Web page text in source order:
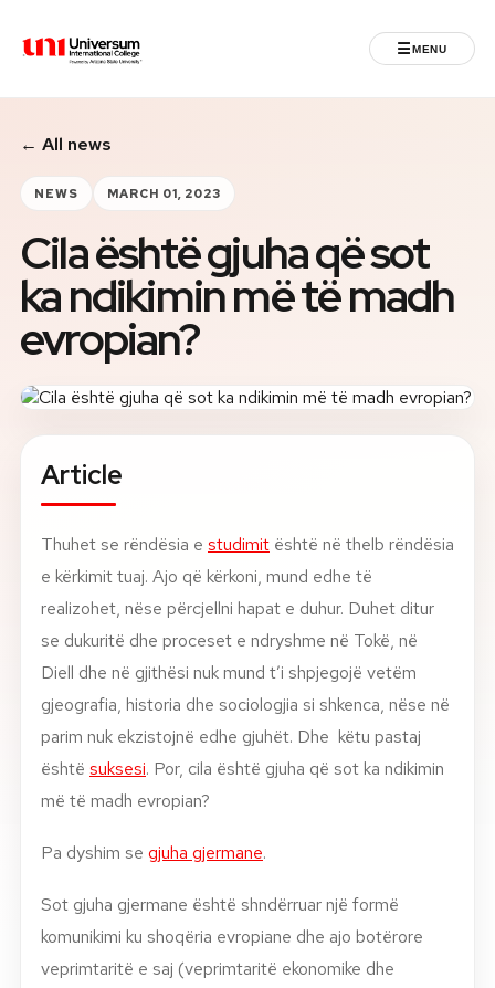
Universum University ☰MENU
MENU
Home
Admissions
Programs
Student Life
Powered by ASU
About
News
EN
AL Apply Now Request Info
SIGN IN
UMS Staff
LMS Canvas
← All news
NEWS MARCH 01, 2023
Cila është gjuha që sot
ka ndikimin më të madh
evropian?
Article
Thuhet se rëndësia e studimit është në thelb rëndësia
e kërkimit tuaj. Ajo që kërkoni, mund edhe të
realizohet, nëse përcjellni hapat e duhur. Duhet ditur
se dukuritë dhe proceset e ndryshme në Tokë, në
Diell dhe në gjithësi nuk mund t’i shpjegojë vetëm
gjeografia, historia dhe sociologjia si shkenca, nëse në
parim nuk ekzistojnë edhe gjuhët. Dhe këtu pastaj
është suksesi. Por, cila është gjuha që sot ka ndikimin
më të madh evropian?
Pa dyshim se gjuha gjermane.
Sot gjuha gjermane është shndërruar një formë
komunikimi ku shoqëria evropiane dhe ajo botërore
veprimtaritë e saj (veprimtaritë ekonomike dhe